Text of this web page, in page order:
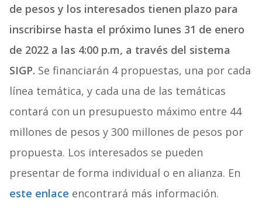
de pesos y los interesados tienen plazo para
inscribirse hasta el próximo lunes 31 de enero
de 2022 a las 4:00 p.m, a través del sistema
SIGP. Se financiarán 4 propuestas, una por cada
línea temática, y cada una de las temáticas
contará con un presupuesto máximo entre 44
millones de pesos y 300 millones de pesos por
propuesta. Los interesados se pueden
presentar de forma individual o en alianza. En
este enlace encontrará más información.